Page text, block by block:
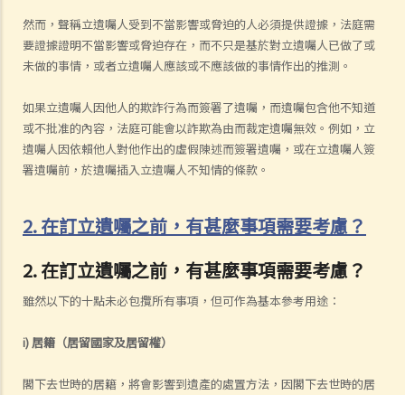
然而，聲稱立遺囑人受到不當影響或脅迫的人必須提供證據，法庭需
要證據證明不當影響或脅迫存在，而不只是基於對立遺囑人已做了或
未做的事情，或者立遺囑人應該或不應該做的事情作出的推測。
如果立遺囑人因他人的欺詐行為而簽署了遺囑，而遺囑包含他不知道
或不批准的內容，法庭可能會以詐欺為由而裁定遺囑無效。例如，立
遺囑人因依賴他人對他作出的虛假陳述而簽署遺囑，或在立遺囑人簽
署遺囑前，於遺囑插入立遺囑人不知情的條款。
2. 在訂立遺囑之前，有甚麼事項需要考慮？
2. 在訂立遺囑之前，有甚麼事項需要考慮？
雖然以下的十點未必包攬所有事項，但可作為基本參考用途：
i) 居籍（居留國家及居留權）
閣下去世時的居籍，將會影響到遺產的處置方法，因閣下去世時的居